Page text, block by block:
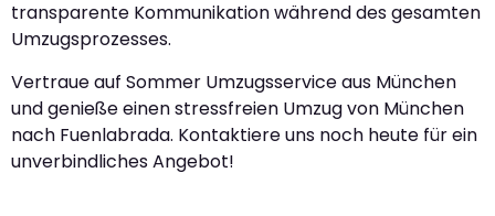
transparente Kommunikation während des gesamten
Umzugsprozesses.
Vertraue auf Sommer Umzugsservice aus München
und genieße einen stressfreien Umzug von München
nach Fuenlabrada. Kontaktiere uns noch heute für ein
unverbindliches Angebot!